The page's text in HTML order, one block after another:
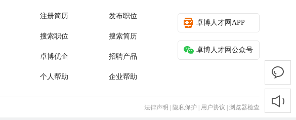
注册简历
搜索职位
卓博优企
个人帮助
发布职位
搜索简历
招聘产品
企业帮助
卓博人才网APP
卓博人才网公众号
法律声明 隐私保护 用户协议 浏览器检查